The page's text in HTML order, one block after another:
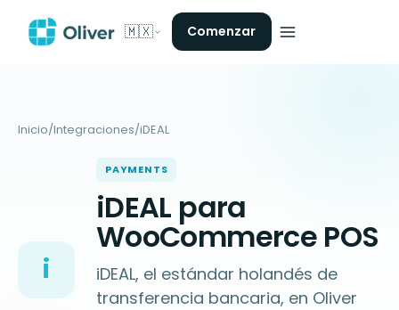
🇲🇽 Comenzar
Inicio/Integraciones/iDEAL
i
PAYMENTS
iDEAL para
WooCommerce POS
iDEAL, el estándar holandés de
transferencia bancaria, en Oliver